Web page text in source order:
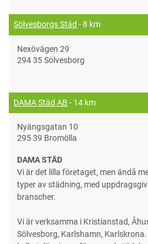
Sölvesborgs Städ - 8 km
Nexövägen 29
294 35 Sölvesborg
DAMA Städ AB - 14 km
Nyängsgatan 10
295 39 Bromölla
DAMA STÄD
Vi är det lilla företaget, men ändå
typer av städning, med
branscher.
Vi är verksamma i Kristianstad,
Sölvesborg, Karlshamn,